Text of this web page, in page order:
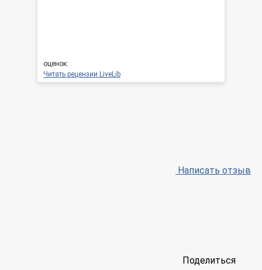
оценок:
Читать рецензии LiveLib
Написать отзыв
Поделиться